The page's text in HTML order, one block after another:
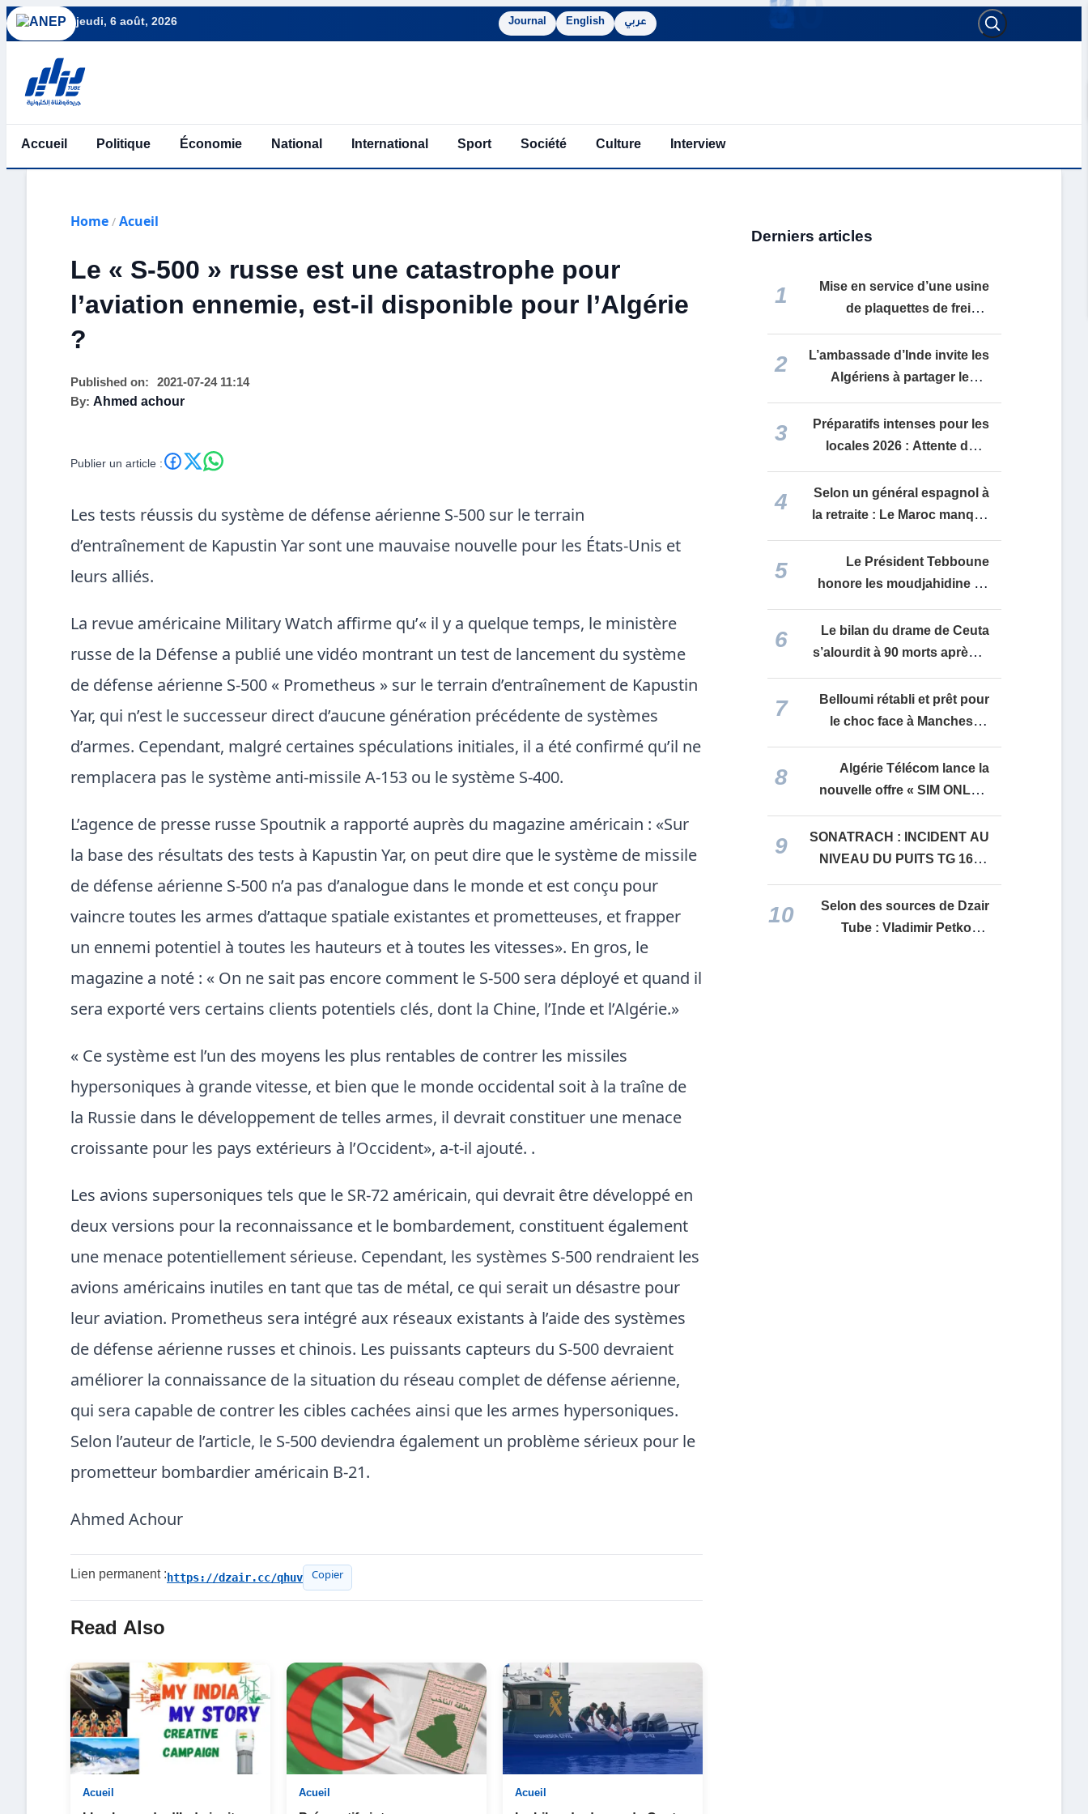
jeudi, 6 août, 2026 Journal English عربي
Accueil Politique Économie National International Sport Société Culture Interview
Home / Acueil
Le « S-500 » russe est une catastrophe pour
l’aviation ennemie, est-il disponible pour l’Algérie
?
Published on:
2021-07-24 11:14
By: Ahmed achour
Publier un article :
Les tests réussis du système de défense aérienne S-500 sur le terrain
d’entraînement de Kapustin Yar sont une mauvaise nouvelle pour les États-Unis et
leurs alliés.
La revue américaine Military Watch affirme qu’« il y a quelque temps, le ministère
russe de la Défense a publié une vidéo montrant un test de lancement du système
de défense aérienne S-500 « Prometheus » sur le terrain d’entraînement de Kapustin
Yar, qui n’est le successeur direct d’aucune génération précédente de systèmes
d’armes. Cependant, malgré certaines spéculations initiales, il a été confirmé qu’il ne
remplacera pas le système anti-missile A-153 ou le système S-400.
L’agence de presse russe Spoutnik a rapporté auprès du magazine américain : «Sur
la base des résultats des tests à Kapustin Yar, on peut dire que le système de missile
de défense aérienne S-500 n’a pas d’analogue dans le monde et est conçu pour
vaincre toutes les armes d’attaque spatiale existantes et prometteuses, et frapper
un ennemi potentiel à toutes les hauteurs et à toutes les vitesses». En gros, le
magazine a noté : « On ne sait pas encore comment le S-500 sera déployé et quand il
sera exporté vers certains clients potentiels clés, dont la Chine, l’Inde et l’Algérie.»
« Ce système est l’un des moyens les plus rentables de contrer les missiles
hypersoniques à grande vitesse, et bien que le monde occidental soit à la traîne de
la Russie dans le développement de telles armes, il devrait constituer une menace
croissante pour les pays extérieurs à l’Occident», a-t-il ajouté. .
Les avions supersoniques tels que le SR-72 américain, qui devrait être développé en
deux versions pour la reconnaissance et le bombardement, constituent également
une menace potentiellement sérieuse. Cependant, les systèmes S-500 rendraient les
avions américains inutiles en tant que tas de métal, ce qui serait un désastre pour
leur aviation. Prometheus sera intégré aux réseaux existants à l’aide des systèmes
de défense aérienne russes et chinois. Les puissants capteurs du S-500 devraient
améliorer la connaissance de la situation du réseau complet de défense aérienne,
qui sera capable de contrer les cibles cachées ainsi que les armes hypersoniques.
Selon l’auteur de l’article, le S-500 deviendra également un problème sérieux pour le
prometteur bombardier américain B-21.
Ahmed Achour
Lien permanent :https://dzair.cc/qhuv Copier
Read Also
Acueil Acueil Acueil
Derniers articles
1
Mise en service d’une usine
de plaquettes de frein à
Reghaïa : Réintégration des
biens récupérés et
renforcement de la sous-
2
L’ambassade d’Inde invite les
Algériens à partager leurs
récits d’expériences à
l’approche du 80e
anniversaire de
3
Préparatifs intenses pour les
locales 2026 : Attente de la
convocation du corps
électoral fin août et défis
juridiques pour les partis
4
Selon un général espagnol à
la retraite : Le Maroc manque
d’autonomie stratégique et
s’apparente à « un pion »
manipulé par les États-Unis
5
Le Président Tebboune
honore les moudjahidine de
l’ALN et les familles de
martyrs sur le site du Cercle
de l’Armée à l’occasion de la
6
Le bilan du drame de Ceuta
s’alourdit à 90 morts après la
découverte de nouveaux
corps
7
Belloumi rétabli et prêt pour
le choc face à Manchester
United en « Premier League »
8
Algérie Télécom lance la
nouvelle offre « SIM ONLY »
pour renforcer les services
IDOOM 4G
9
SONATRACH : INCIDENT AU
NIVEAU DU PUITS TG 16 —
TIGUENTOURINE, IN
AMENAS
10
Selon des sources de Dzair
Tube : Vladimir Petković